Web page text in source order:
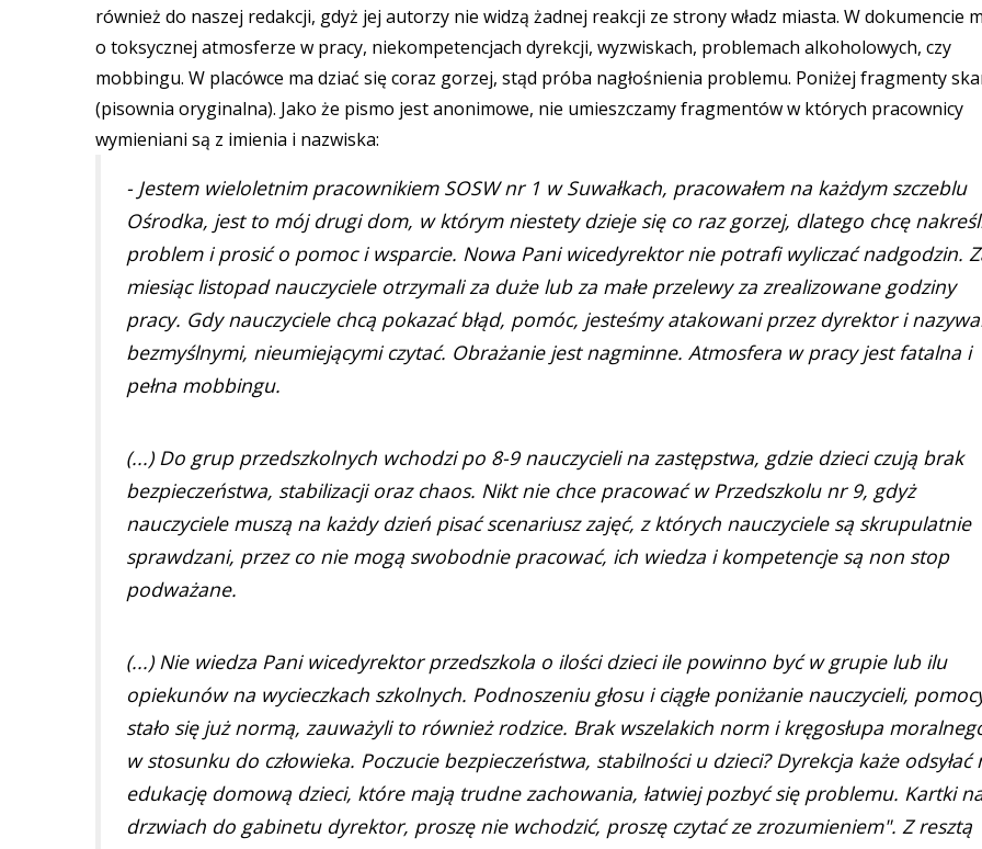
również do naszej redakcji, gdyż jej autorzy nie widzą żadnej reakcji ze strony władz miasta. W dokumencie
o toksycznej atmosferze w pracy, niekompetencjach dyrekcji, wyzwiskach, problemach alkoholowych, czy
mobbingu. W placówce ma dziać się coraz gorzej, stąd próba nagłośnienia problemu. Poniżej fragmenty
(pisownia oryginalna). Jako że pismo jest anonimowe, nie umieszczamy fragmentów w których pracownicy
wymieniani są z imienia i nazwiska:
- Jestem wieloletnim pracownikiem SOSW nr 1 w Suwałkach, pracowałem na każdym szczeblu
Ośrodka, jest to mój drugi dom, w którym niestety dzieje się co raz gorzej, dlatego chcę
problem i prosić o pomoc i wsparcie. Nowa Pani wicedyrektor nie potrafi wyliczać nadgodzin.
miesiąc listopad nauczyciele otrzymali za duże lub za małe przelewy za zrealizowane godziny
pracy. Gdy nauczyciele chcą pokazać błąd, pomóc, jesteśmy atakowani przez dyrektor i
bezmyślnymi, nieumiejącymi czytać. Obrażanie jest nagminne. Atmosfera w pracy jest fatalna i
pełna mobbingu.
(...) Do grup przedszkolnych wchodzi po 8-9 nauczycieli na zastępstwa, gdzie dzieci czują brak
bezpieczeństwa, stabilizacji oraz chaos. Nikt nie chce pracować w Przedszkolu nr 9, gdyż
nauczyciele muszą na każdy dzień pisać scenariusz zajęć, z których nauczyciele są skrupulatnie
sprawdzani, przez co nie mogą swobodnie pracować, ich wiedza i kompetencje są non stop
podważane.
(...) Nie wiedza Pani wicedyrektor przedszkola o ilości dzieci ile powinno być w grupie lub ilu
opiekunów na wycieczkach szkolnych. Podnoszeniu głosu i ciągłe poniżanie nauczycieli,
stało się już normą, zauważyli to również rodzice. Brak wszelakich norm i kręgosłupa
w stosunku do człowieka. Poczucie bezpieczeństwa, stabilności u dzieci? Dyrekcja każe odsyłać
edukację domową dzieci, które mają trudne zachowania, łatwiej pozbyć się problemu. Kartki
drzwiach do gabinetu dyrektor, proszę nie wchodzić, proszę czytać ze zrozumieniem". Z resztą